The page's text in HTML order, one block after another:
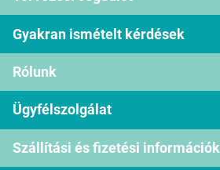
Gyakran ismételt kérdések
Rólunk
Ügyfélszolgálat
Szállítási és fizetési információk